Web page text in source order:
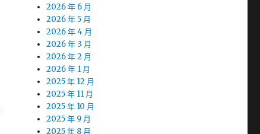
2026 年 6 月
2026 年 5 月
2026 年 4 月
2026 年 3 月
2026 年 2 月
2026 年 1 月
2025 年 12 月
2025 年 11 月
2025 年 10 月
2025 年 9 月
2025 年 8 月